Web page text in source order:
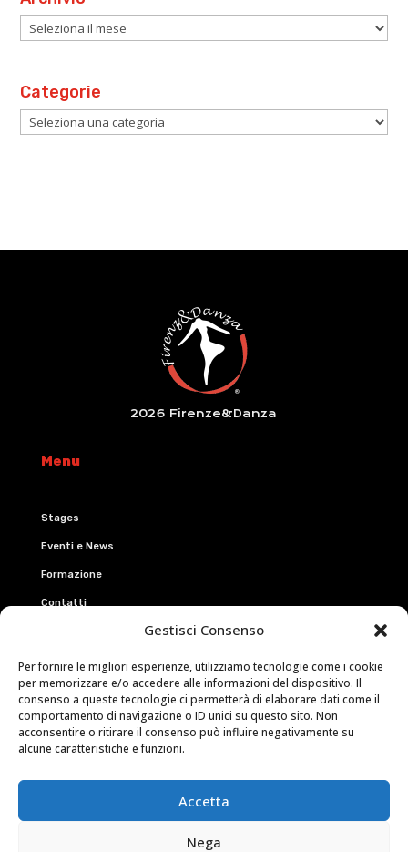
Gestisci Consenso
Per fornire le migliori esperienze, utilizziamo tecnologie come i cookie
per memorizzare e/o accedere alle informazioni del dispositivo. Il
consenso a queste tecnologie ci permetterà di elaborare dati come il
comportamento di navigazione o ID unici su questo sito. Non
acconsentire o ritirare il consenso può influire negativamente su
alcune caratteristiche e funzioni.
Accetta
Nega
Archivio
Categorie
Categorie
2026 Firenze&Danza
Menu
Stages
Eventi e News
Formazione
Contatti
Firenze&Danza
Urban Florence Dance
Connect